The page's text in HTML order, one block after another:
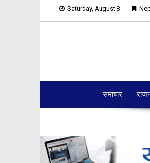
Saturday, August 8
समाचार